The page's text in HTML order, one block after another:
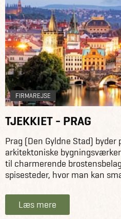
FIRMAREJSE
TJEKKIET - PRAG
Prag (Den Gyldne Stad)
arkitektoniske
til charmerende
spisesteder, hvor man kan
Læs mere